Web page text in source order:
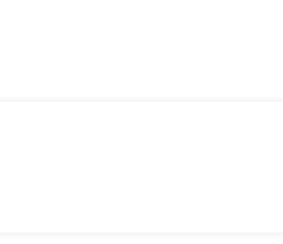
senza complicazioni.
del mercato.